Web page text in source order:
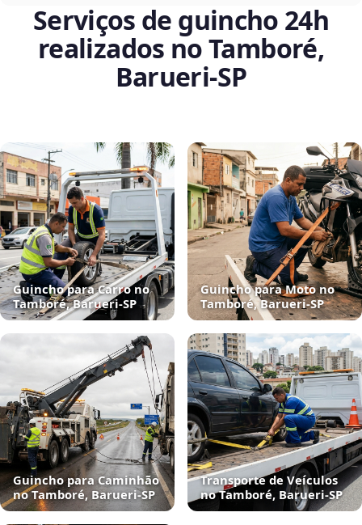
Serviços de guincho 24h
realizados no Tamboré,
Barueri‑SP
Guincho para Carro no
Tamboré, Barueri‑SP
Guincho para Moto no
Tamboré, Barueri‑SP
Guincho para Caminhão
no Tamboré, Barueri‑SP
Transporte de Veículos
no Tamboré, Barueri‑SP